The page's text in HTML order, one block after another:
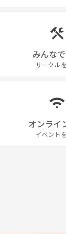
みんな
サークル
オンライ
イベント